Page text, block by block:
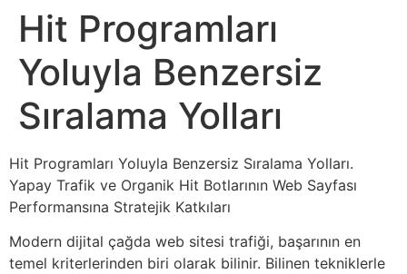
Hit Programları
Yoluyla Benzersiz
Sıralama Yolları
Hit Programları Yoluyla Benzersiz Sıralama Yolları.
Yapay Trafik ve Organik Hit Botlarının Web Sayfası
Performansına Stratejik Katkıları
Modern dijital çağda web sitesi trafiği, başarının en
temel kriterlerinden biri olarak bilinir. Bilinen tekniklerle